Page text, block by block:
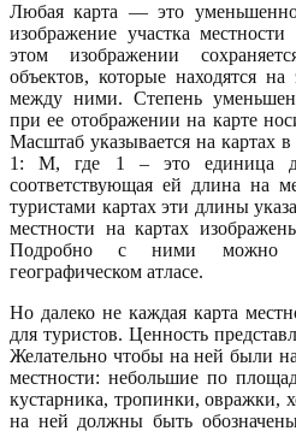
Любая карта — это
изображение участка
этом изображении
объектов, которые находятся
между ними. Степень
при ее отображении на карте
Масштаб указывается на картах
1: M, где 1 – это единица
соответствующая ей длина на
туристами картах эти длины
местности на картах
Подробно с ними можно
географическом атласе.
Но далеко не каждая карта
для туристов. Ценность
Желательно чтобы на ней были
местности: небольшие по
кустарника, тропинки, овражки,
на ней должны быть